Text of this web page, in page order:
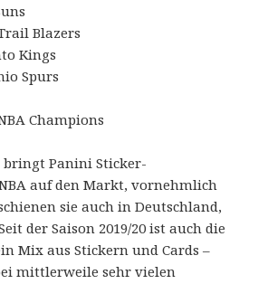
Blazers
Kings
Spurs
Champions
bringt Panini Sticker-
auf den Markt, vornehmlich
sie auch in Deutschland,
der Saison 2019/20 ist auch die
Mix aus Stickern und Cards –
mittlerweile sehr vielen